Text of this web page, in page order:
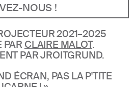
NOUS !
2021–2025
PAR CLAIRE MALOT.
PAR JROITGRUND.
ÉCRAN, PAS LA P'TITE